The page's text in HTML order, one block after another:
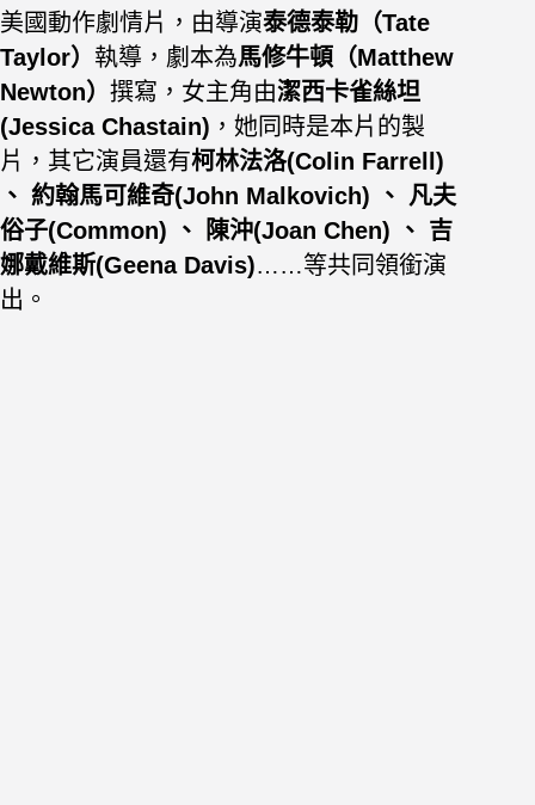
美國動作劇情片，由導演泰德泰勒（Tate
Taylor） 執導，劇本為馬修牛頓（Matthew
Newton） 撰寫，女主角由潔西卡雀絲坦
(Jessica Chastain) ，她同時是本片的製
片，其它演員還有柯林法洛(Colin Farrell)
、 約翰馬可維奇(John Malkovich) 、 凡夫
俗子(Common) 、 陳沖(Joan Chen) 、 吉
娜戴維斯(Geena Davis)……等共同領銜演
出。